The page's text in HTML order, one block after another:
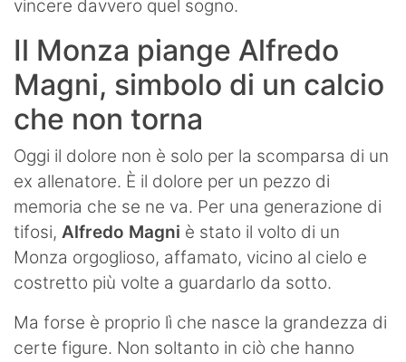
vincere davvero quel sogno.
Il Monza piange Alfredo
Magni, simbolo di un calcio
che non torna
Oggi il dolore non è solo per la scomparsa di un
ex allenatore. È il dolore per un pezzo di
memoria che se ne va. Per una generazione di
tifosi, Alfredo Magni è stato il volto di un
Monza orgoglioso, affamato, vicino al cielo e
costretto più volte a guardarlo da sotto.
Ma forse è proprio lì che nasce la grandezza di
certe figure. Non soltanto in ciò che hanno